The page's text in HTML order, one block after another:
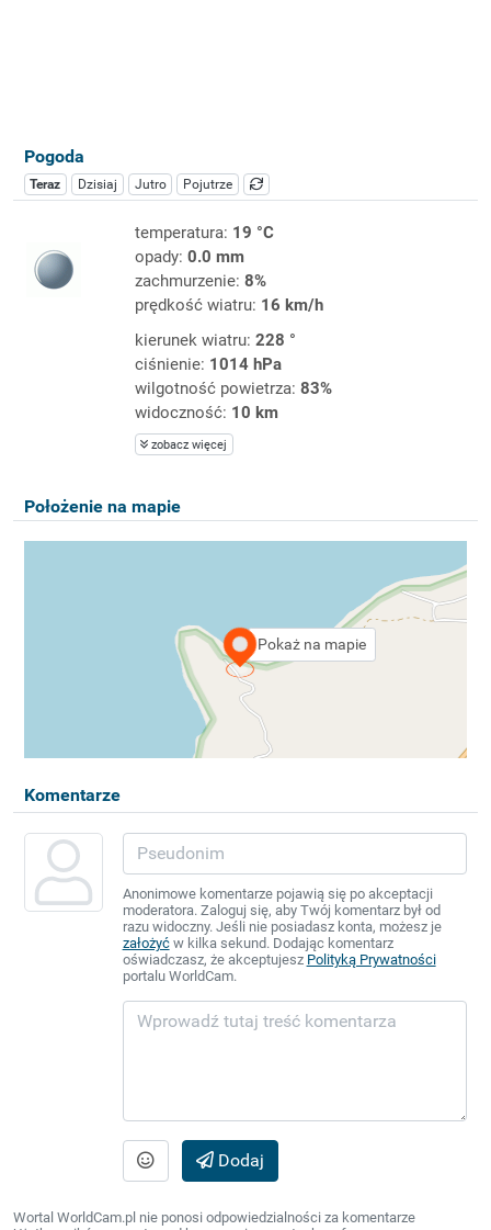
Pogoda
Teraz Dzisiaj Jutro Pojutrze
temperatura: 19 °C
opady: 0.0 mm
zachmurzenie: 8%
prędkość wiatru: 16 km/h
kierunek wiatru: 228 °
ciśnienie: 1014 hPa
wilgotność powietrza: 83%
widoczność: 10 km
zobacz więcej
Położenie na mapie
Pokaż na mapie
Komentarze
Anonimowe komentarze pojawią się po akceptacji
moderatora. Zaloguj się, aby Twój komentarz był od
razu widoczny. Jeśli nie posiadasz konta, możesz je
założyćw kilka sekund. Dodając komentarz
oświadczasz, że akceptujesz Polityką Prywatności
portalu WorldCam.
Dodaj
Wortal WorldCam.pl nie ponosi odpowiedzialności za komentarze